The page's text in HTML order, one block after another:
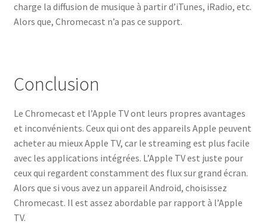
charge la diffusion de musique à partir d’iTunes, iRadio, etc.
Alors que, Chromecast n’a pas ce support.
Conclusion
Le Chromecast et l’Apple TV ont leurs propres avantages
et inconvénients. Ceux qui ont des appareils Apple peuvent
acheter au mieux Apple TV, car le streaming est plus facile
avec les applications intégrées. L’Apple TV est juste pour
ceux qui regardent constamment des flux sur grand écran.
Alors que si vous avez un appareil Android, choisissez
Chromecast. Il est assez abordable par rapport à l’Apple
TV.